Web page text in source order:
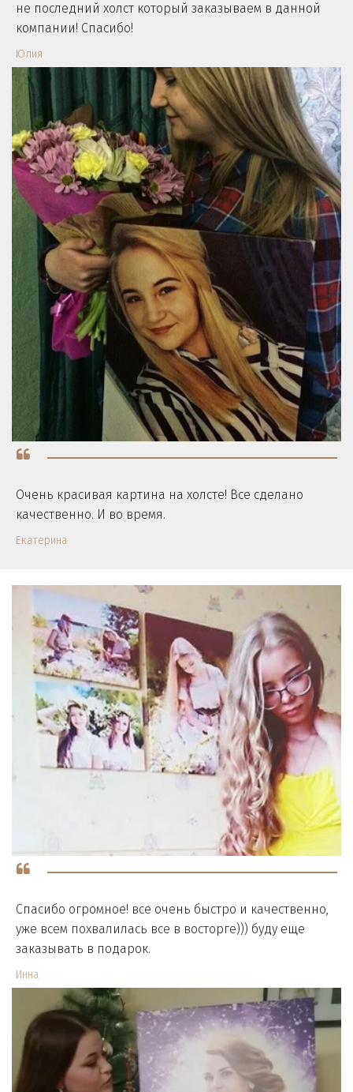
не последний холст который заказываем в данной
компании! Спасибо!
Юлия
Очень красивая картина на холсте! Все сделано
качественно. И во время.
Екатерина
Спасибо огромное! все очень быстро и качественно,
уже всем похвалилась все в восторге))) буду еще
заказывать в подарок.
Инна